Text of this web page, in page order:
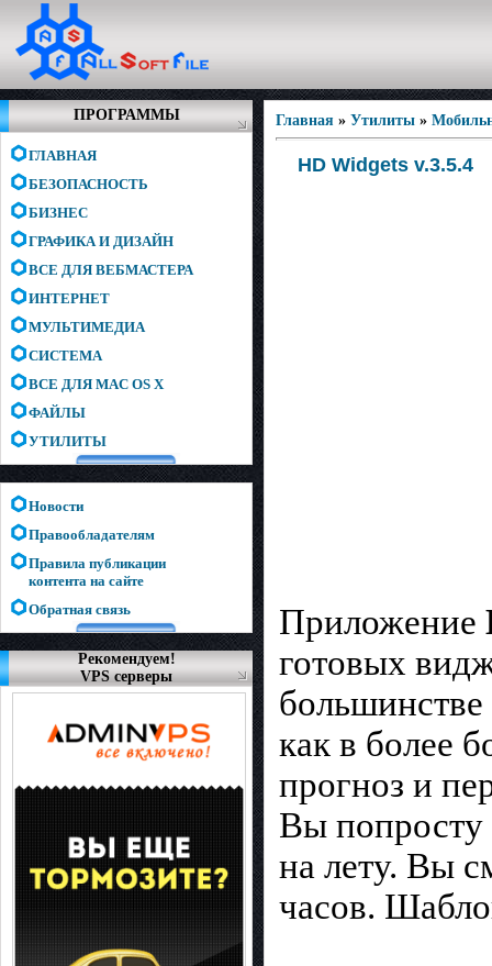
ПРОГРАММЫ
ГЛАВНАЯ
БЕЗОПАСНОСТЬ
БИЗНЕС
ГРАФИКА И ДИЗАЙН
ВСЕ ДЛЯ ВЕБМАСТЕРА
ИНТЕРНЕТ
МУЛЬТИМЕДИА
СИСТЕМА
ВСЕ ДЛЯ MAC OS X
ФАЙЛЫ
УТИЛИТЫ
Новости
Правообладателям
Правила публикации
контента на сайте
Обратная связь
Рекомендуем!
VPS серверы
Главная » Утилиты »
HD Widgets v.3.5.4
Приложение
готовых
как в более
прогноз и
Вы попросту
на лету. Вы
часов.